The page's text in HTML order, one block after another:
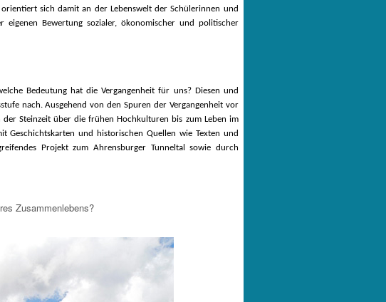
sich damit an der Lebenswelt der Schülerinnen und
Bewertung sozialer, ökonomischer und politischer
Bedeutung hat die Vergangenheit für uns? Diesen und
nach. Ausgehend von den Spuren der Vergangenheit vor
Steinzeit über die frühen Hochkulturen bis zum Leben im
Geschichtskarten und historischen Quellen wie Texten und
Projekt zum Ahrensburger Tunneltal sowie durch
Zusammenlebens?